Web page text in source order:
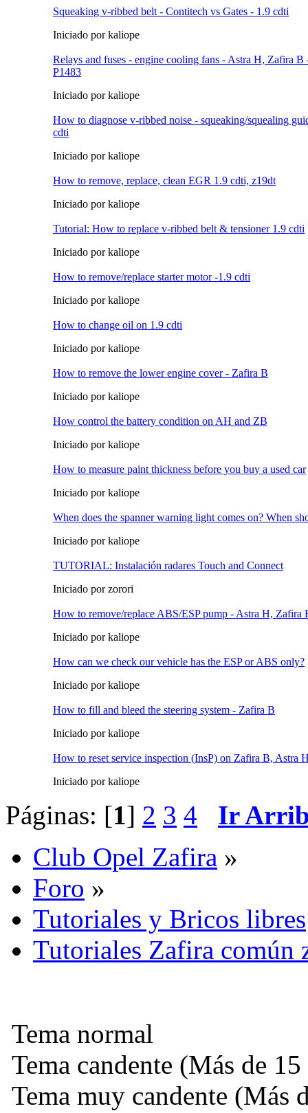
Squeaking v-ribbed belt - Contitech vs Gates - 1.9 cdti
Iniciado por kaliope
Relays and fuses - engine cooling fans - Astra H, Zafira B
P1483
Iniciado por kaliope
How to diagnose v-ribbed noise - squeaking/squealing
cdti
Iniciado por kaliope
How to remove, replace, clean EGR 1.9 cdti, z19dt
Iniciado por kaliope
Tutorial: How to replace v-ribbed belt & tensioner 1.9 cdti
Iniciado por kaliope
How to remove/replace starter motor -1.9 cdti
Iniciado por kaliope
How to change oil on 1.9 cdti
Iniciado por kaliope
How to remove the lower engine cover - Zafira B
Iniciado por kaliope
How control the battery condition on AH and ZB
Iniciado por kaliope
How to measure paint thickness before you buy a used car
Iniciado por kaliope
When does the spanner warning light comes on? When
Iniciado por kaliope
TUTORIAL: Instalación radares Touch and Connect
Iniciado por zorori
How to remove/replace ABS/ESP pump - Astra H, Zafira
Iniciado por kaliope
How can we check our vehicle has the ESP or ABS only?
Iniciado por kaliope
How to fill and bleed the steering system - Zafira B
Iniciado por kaliope
How to reset service inspection (InsP) on Zafira B, Astra
Iniciado por kaliope
Páginas: [1] 2 3 4
Ir
Club Opel Zafira »
Foro »
Tutoriales y Bricos libres
Tutoriales Zafira común
Tema normal
Tema candente (Más de 15
Tema muy candente (Más